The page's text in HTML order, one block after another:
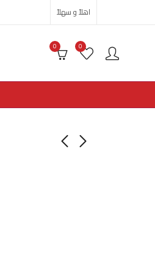
اهلاً و سهلاً
0
0